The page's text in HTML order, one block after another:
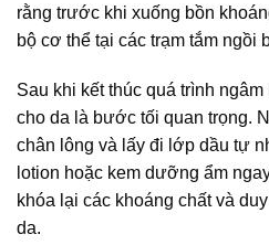
rằng trước khi xuống bồn
bộ cơ thể tại các trạm tắm ngồi
Sau khi kết thúc quá trình
cho da là bước tối quan trọng.
chân lông và lấy đi lớp dầu tự
lotion hoặc kem dưỡng ẩm
khóa lại các khoáng chất và
da.